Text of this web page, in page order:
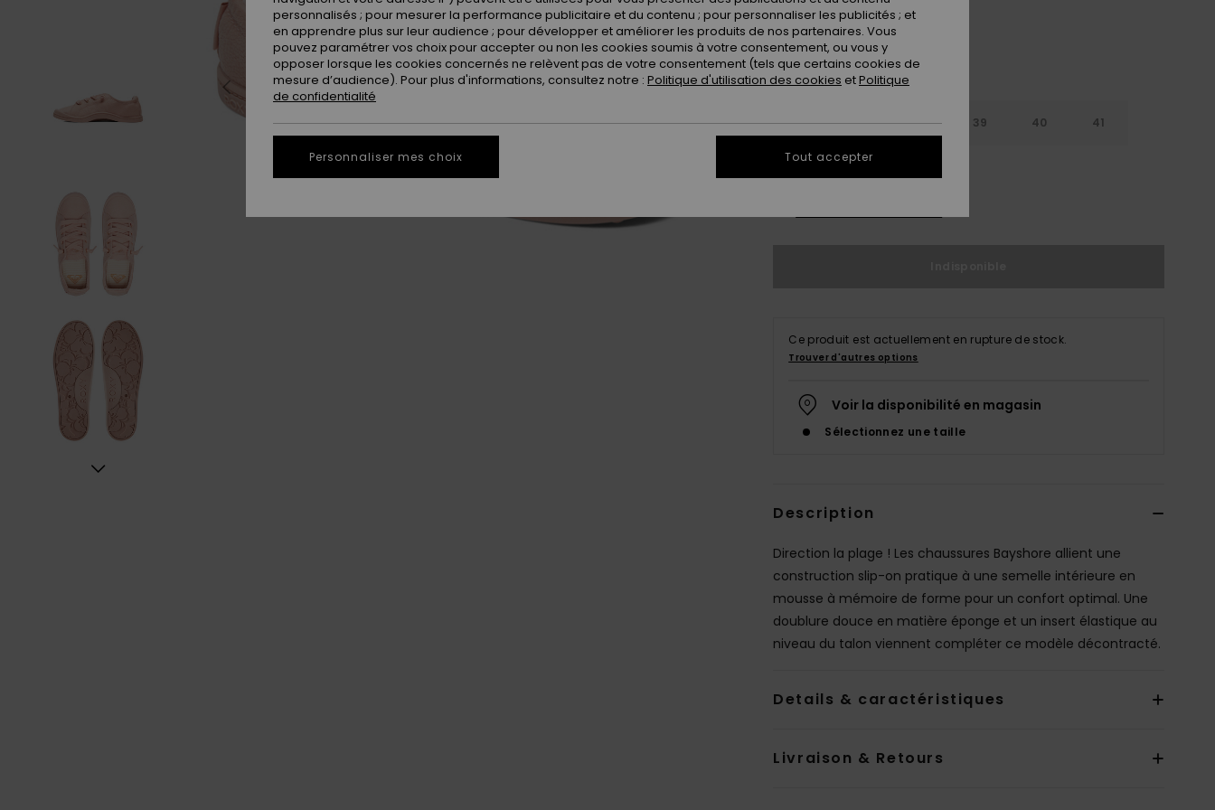
36 37 38 39 40 41
Ce produit est actuellement en rupture de stock.
Trouver d'autres options
Voir la disponibilité en magasin
Sélectionnez une taille
Description
Direction la plage ! Les chaussures Bayshore allient une
construction slip-on pratique à une semelle intérieure en
mousse à mémoire de forme pour un confort optimal. Une
doublure douce en matière éponge et un insert élastique au
niveau du talon viennent compléter ce modèle décontracté.
Details & caractéristiques
Livraison & Retours
personnalisés ; pour mesurer la performance publicitaire et du contenu ; pour personnaliser les publicités ; et
en apprendre plus sur leur audience ; pour développer et améliorer les produits de nos partenaires. Vous
pouvez paramétrer vos choix pour accepter ou non les cookies soumis à votre consentement, ou vous y
opposer lorsque les cookies concernés ne relèvent pas de votre consentement (tels que certains cookies de
mesure d’audience). Pour plus d'informations, consultez notre : Politique d'utilisation des cookies etPolitique
de confidentialité
Personnaliser mes choix Tout accepter